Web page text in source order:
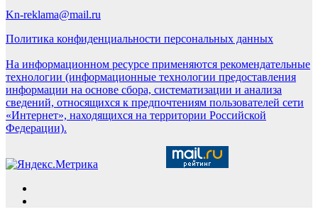
Kn-reklama@mail.ru
Политика конфиденциальности персональных данных
На информационном ресурсе применяются рекомендательные
технологии (информационные технологии предоставления
информации на основе сбора, систематизации и анализа
сведений, относящихся к предпочтениям пользователей сети
«Интернет», находящихся на территории Российской
Федерации).